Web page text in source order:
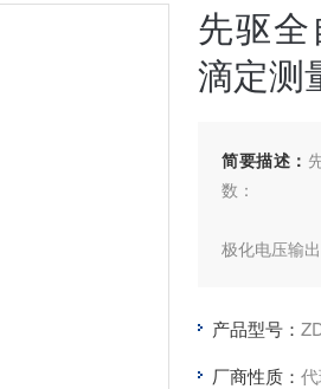
先驱
滴定测
简要描述：
数：
极化电压输
测量范围： 0
产品型号：
厂商性质：